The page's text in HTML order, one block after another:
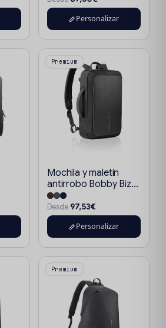
Personalizar
Premium
Mochila y maletín
antirrobo Bobby Biz...
Desde 97,53€
Personalizar
Premium